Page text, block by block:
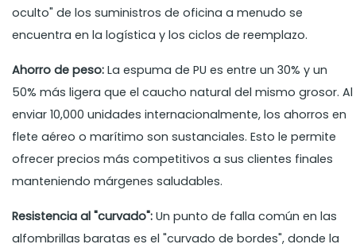
oculto" de los suministros de oficina a menudo se
encuentra en la logística y los ciclos de reemplazo.
Ahorro de peso: La espuma de PU es entre un 30% y un
50% más ligera que el caucho natural del mismo grosor. Al
enviar 10,000 unidades internacionalmente, los ahorros en
flete aéreo o marítimo son sustanciales. Esto le permite
ofrecer precios más competitivos a sus clientes finales
manteniendo márgenes saludables.
Resistencia al "curvado": Un punto de falla común en las
alfombrillas baratas es el "curvado de bordes", donde la